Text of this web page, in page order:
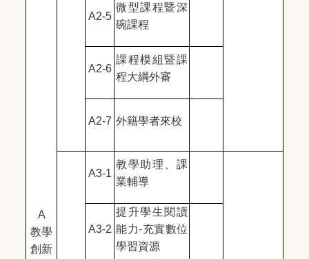
A
教學
創新
A2-5
微型課程暨深
碗課程
A2-6
課程模組暨課
程大綱外審
A2-7 外籍學者來校
A3-1
教學助理、課
業輔導
A3-2
提升學生閱讀
能力-充實數位
學習資源